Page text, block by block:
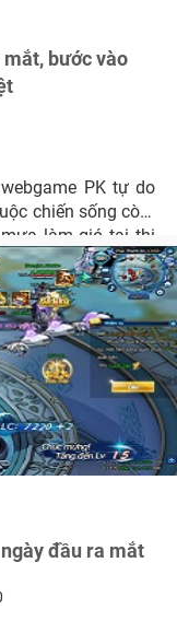
bước vào
PK tự do
chiến sống còn”
làm gió tại thị
đầu ra mắt